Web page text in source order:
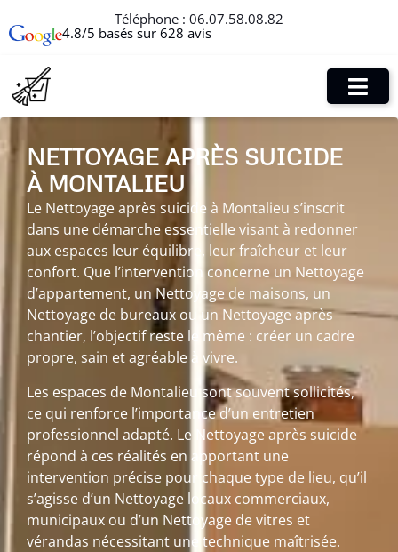
Téléphone : 06.07.58.08.82
4.8/5 basés sur 628 avis
NETTOYAGE APRÈS SUICIDE
À MONTALIEU
Le Nettoyage après suicide à Montalieu s’inscrit
dans une démarche essentielle visant à redonner
aux espaces leur équilibre, leur fraîcheur et leur
confort. Que l’intervention concerne un Nettoyage
d’appartement, un Nettoyage de maisons, un
Nettoyage de bureaux ou un Nettoyage après
chantier, l’objectif reste le même : créer un cadre
propre, sain et agréable à vivre.
Les espaces de Montalieu sont souvent sollicités,
ce qui renforce l’importance d’un entretien
professionnel adapté. Le Nettoyage après suicide
répond à ces réalités en apportant une
intervention précise pour chaque type de lieu, qu’il
s’agisse d’un Nettoyage locaux commerciaux,
municipaux ou d’un Nettoyage de vitres et
vérandas nécessitant une technique maîtrisée.